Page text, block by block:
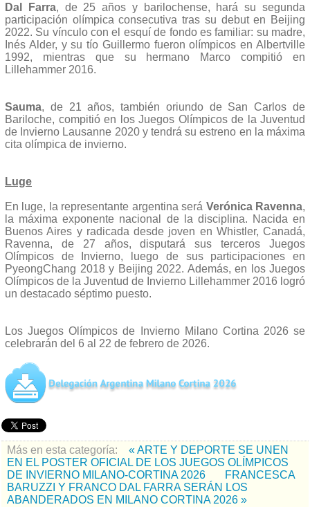
Dal Farra, de 25 años y barilochense, hará su segunda
participación olímpica consecutiva tras su debut en Beijing
2022. Su vínculo con el esquí de fondo es familiar: su madre,
Inés Alder, y su tío Guillermo fueron olímpicos en Albertville
1992, mientras que su hermano Marco compitió en
Lillehammer 2016.
Sauma, de 21 años, también oriundo de San Carlos de
Bariloche, compitió en los Juegos Olímpicos de la Juventud
de Invierno Lausanne 2020 y tendrá su estreno en la máxima
cita olímpica de invierno.
Luge
En luge, la representante argentina será Verónica Ravenna,
la máxima exponente nacional de la disciplina. Nacida en
Buenos Aires y radicada desde joven en Whistler, Canadá,
Ravenna, de 27 años, disputará sus terceros Juegos
Olímpicos de Invierno, luego de sus participaciones en
PyeongChang 2018 y Beijing 2022. Además, en los Juegos
Olímpicos de la Juventud de Invierno Lillehammer 2016 logró
un destacado séptimo puesto.
Los Juegos Olímpicos de Invierno Milano Cortina 2026 se
celebrarán del 6 al 22 de febrero de 2026.
Más en esta categoría:
« ARTE Y DEPORTE SE UNEN
EN EL POSTER OFICIAL DE LOS JUEGOS OLÍMPICOS
DE INVIERNO MILANO-CORTINA 2026
FRANCESCA
BARUZZI Y FRANCO DAL FARRA SERÁN LOS
ABANDERADOS EN MILANO CORTINA 2026 »